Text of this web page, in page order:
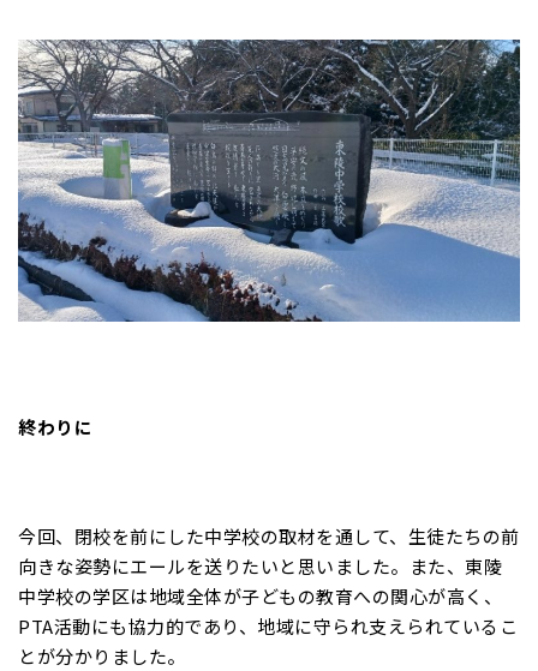
終わりに
今回、閉校を前にした中学校の取材を通して、生徒たちの前
向きな姿勢にエールを送りたいと思いました。また、東陵
中学校の学区は地域全体が子どもの教育への関心が高く、
PTA活動にも協力的であり、地域に守られ支えられているこ
とが分かりました。